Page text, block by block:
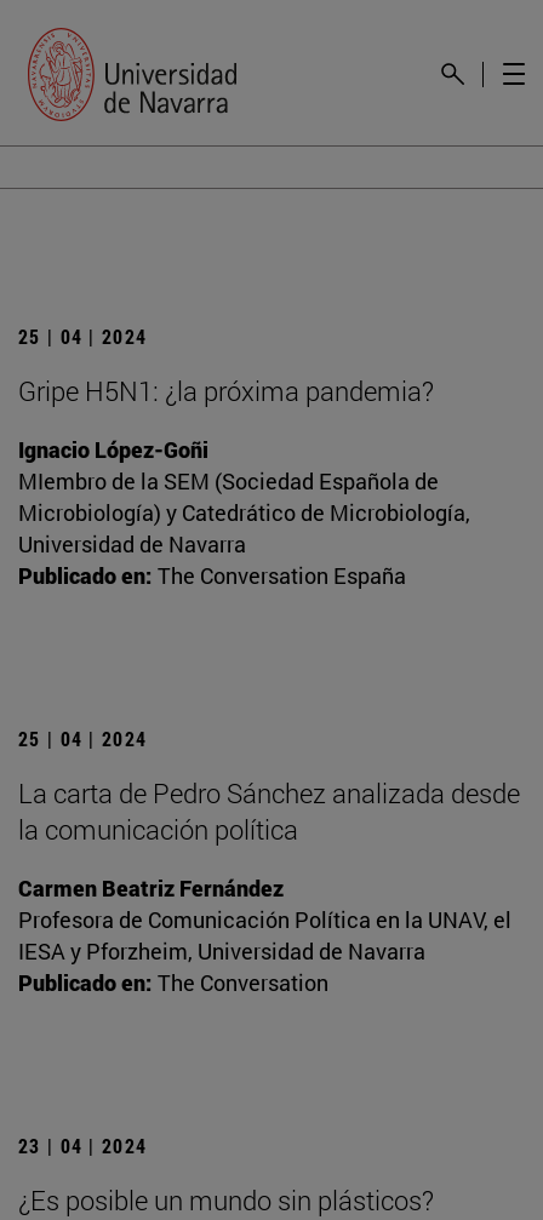
25 | 04 | 2024
Gripe H5N1: ¿la próxima pandemia?
Ignacio López-Goñi
MIembro de la SEM (Sociedad Española de
Microbiología) y Catedrático de Microbiología,
Universidad de Navarra
Publicado en: The Conversation España
25 | 04 | 2024
La carta de Pedro Sánchez analizada desde
la comunicación política
Carmen Beatriz Fernández
Profesora de Comunicación Política en la UNAV, el
IESA y Pforzheim, Universidad de Navarra
Publicado en: The Conversation
23 | 04 | 2024
¿Es posible un mundo sin plásticos?